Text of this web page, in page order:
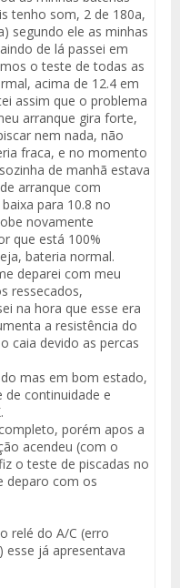
tenho som, 2 de 180a,
segundo ele as minhas
de lá passei em
o teste de todas as
acima de 12.4 em
assim que o problema
arranque gira forte,
nem nada, não
fraca, e no momento
de manhã estava
arranque com
para 10.8 no
novamente
que está 100%
bateria normal.
deparei com meu
ressecados,
na hora que esse era
a resistência do
caia devido as percas
mas em bom estado,
de continuidade e
porém apos a
acendeu (com o
o teste de piscadas no
deparo com os
relé do A/C (erro
esse já apresentava